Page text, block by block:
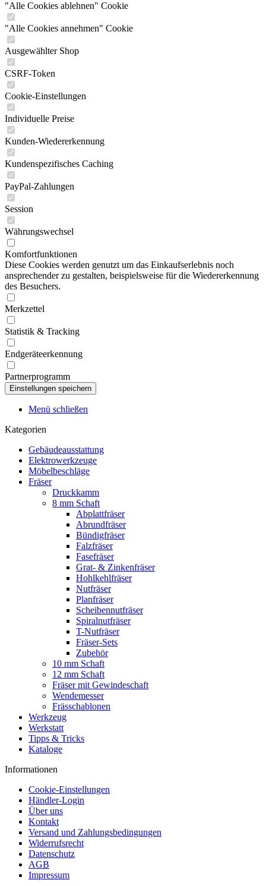
"Alle Cookies ablehnen" Cookie
"Alle Cookies annehmen" Cookie
Ausgewählter Shop
CSRF-Token
Cookie-Einstellungen
Individuelle Preise
Kunden-Wiedererkennung
Kundenspezifisches Caching
PayPal-Zahlungen
Session
Währungswechsel
Komfortfunktionen
Diese Cookies werden genutzt um das Einkaufserlebnis noch
ansprechender zu gestalten, beispielsweise für die Wiedererkennung
des Besuchers.
Merkzettel
Statistik & Tracking
Endgeräteerkennung
Partnerprogramm
Menü schließen
Kategorien
Gebäudeausstattung
Elektrowerkzeuge
Möbelbeschläge
Fräser
Druckkamm
8 mm Schaft
Abplattfräser
Abrundfräser
Bündigfräser
Falzfräser
Fasefräser
Grat- & Zinkenfräser
Hohlkehlfräser
Nutfräser
Planfräser
Scheibennutfräser
Spiralnutfräser
T-Nutfräser
Fräser-Sets
Zubehör
10 mm Schaft
12 mm Schaft
Fräser mit Gewindeschaft
Wendemesser
Frässchablonen
Werkzeug
Werkstatt
Tipps & Tricks
Kataloge
Informationen
Cookie-Einstellungen
Händler-Login
Über uns
Kontakt
Versand und Zahlungsbedingungen
Widerrufsrecht
Datenschutz
AGB
Impressum